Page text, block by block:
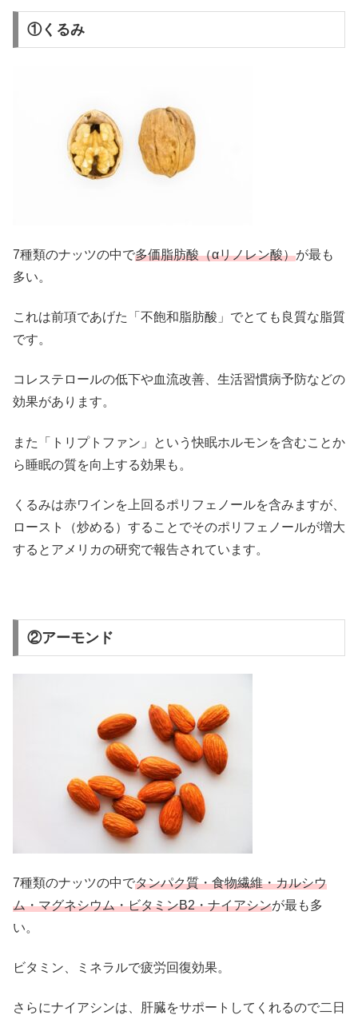
①くるみ
7種類のナッツの中で多価脂肪酸（αリノレン酸）が最も
多い。
これは前項であげた「不飽和脂肪酸」でとても良質な脂質
です。
コレステロールの低下や血流改善、生活習慣病予防などの
効果があります。
また「トリプトファン」という快眠ホルモンを含むことか
ら睡眠の質を向上する効果も。
くるみは赤ワインを上回るポリフェノールを含みますが、
ロースト（炒める）することでそのポリフェノールが増大
するとアメリカの研究で報告されています。
②アーモンド
7種類のナッツの中でタンパク質・食物繊維・カルシウ
ム・マグネシウム・ビタミンB2・ナイアシンが最も多
い。
ビタミン、ミネラルで疲労回復効果。
さらにナイアシンは、肝臓をサポートしてくれるので二日